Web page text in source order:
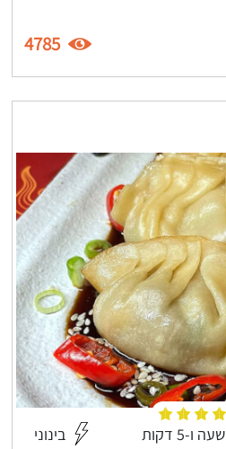
4785
שעה ו-5 דקות בינוני